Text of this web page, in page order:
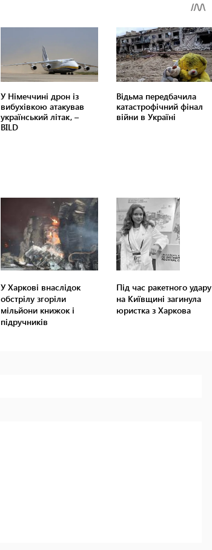
У Харкові внаслідок
обстрілу згоріли
мільйони книжок і
підручників
Під час ракетного удару
на Київщині загинула
юристка з Харкова